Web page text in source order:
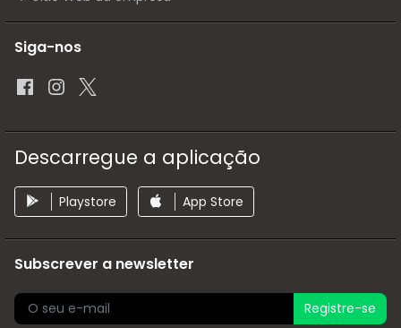
Siga-nos
Descarregue a aplicação
Playstore App Store
Subscrever a newsletter
Registre-se